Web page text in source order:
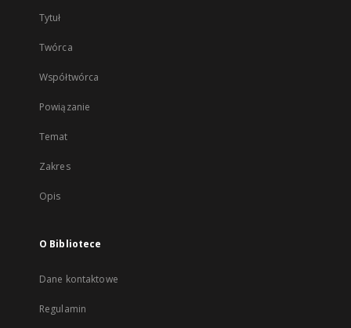
Tytuł
Twórca
Współtwórca
Powiązanie
Temat
Zakres
Opis
O Bibliotece
Dane kontaktowe
Regulamin